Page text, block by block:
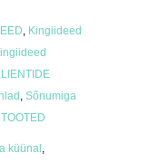
Kingiideed
Sõnumiga
küünal